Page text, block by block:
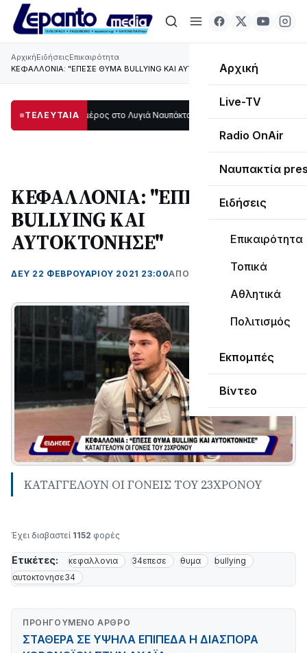
Αρχική
Live-TV
Radio OnAir
Ναυπακτία
Ειδήσεις
Επικαιρότητα
Τοπικά
Αθλητικά
Πολιτισμός
Εκπομπές
Βίντεο
ΑρχικήΕιδήσειςΕπικαιρότητα
ΚΕΦΑΛΛΟΝΙΑ: "ΕΠΕΣΕ ΘΥΜΑ BULLYING ΚΑΙ ΑΥΤΟΚΤΟΝΗΣΕ"
ΤΕΛΕΥΤΑΙΑ
μεγάλο μέρος στο Λυγιά Ναυπάκτου12:08
ΚΕΦΑΛΛΟΝΙΑ: "ΕΠΕΣΕ ΘΥΜΑ
BULLYING ΚΑΙ
ΑΥΤΟΚΤΟΝΗΣΕ"
ΔΕΥ 22 ΦΕΒΡΟΥΑΡΊΟΥ 2021 23:00ΑΠΌ LEPANTO RTV
ΚΑΤΑΓΓΕΛΟΥΝ ΟΙ ΓΟΝΕΙΣ ΤΟΥ 23ΧΡΟΝΟΥ
Έχει διαβαστεί 1152 φορές
Ετικέτες: κεφαλλονια 34επεσε θυμα
bullying
αυτοκτονησε34
ΠΡΟΗΓΟΎΜΕΝΟ ΆΡΘΡΟ
ΣΤΑΘΕΡΑ ΣΕ ΥΨΗΛΑ ΕΠΙΠΕΔΑ Η ΔΙΑΣΠΟΡΑ